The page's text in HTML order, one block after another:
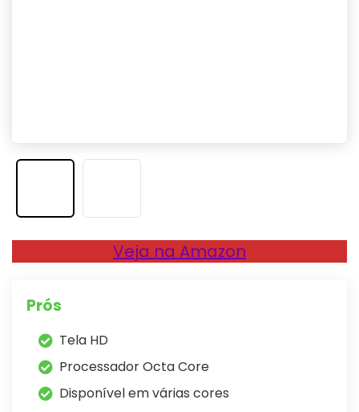
Veja na Amazon
Prós
Tela HD
Processador Octa Core
Disponível em várias cores